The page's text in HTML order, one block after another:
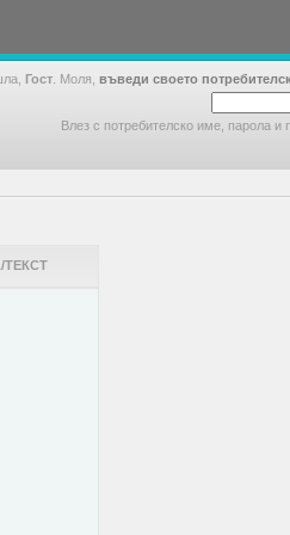
Гост . Моля, въведи своето
Влез с потребителско име, парола и